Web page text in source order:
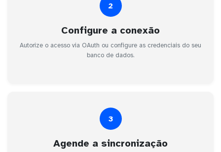
2
Configure a conexão
Autorize o acesso via OAuth ou configure as credenciais do seu
banco de dados.
3
Agende a sincronização